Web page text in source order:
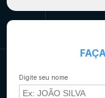
Digite seu nome